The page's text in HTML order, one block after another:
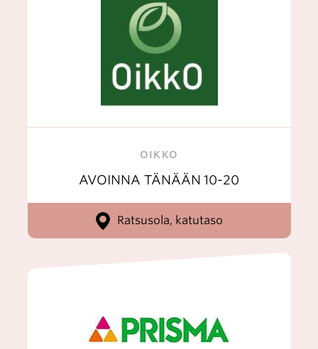
OIKKO
AVOINNA TÄNÄÄN 10-20
Ratsusola, katutaso